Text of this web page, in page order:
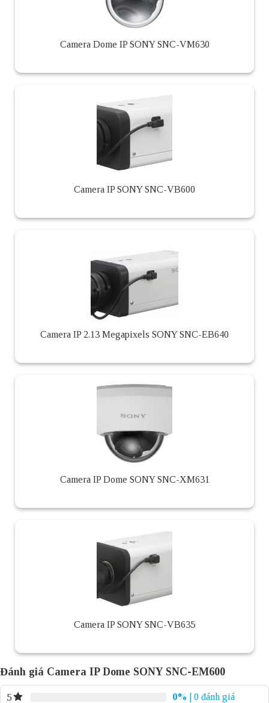
Camera Dome IP SONY SNC-VM630
Camera IP SONY SNC-VB600
Camera IP 2.13 Megapixels SONY SNC-EB640
Camera IP Dome SONY SNC-XM631
Camera IP SONY SNC-VB635
Đánh giá Camera IP Dome SONY SNC-EM600
5 0%
| 0 đánh giá